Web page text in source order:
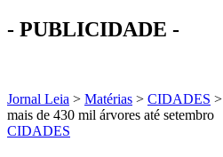
- PUBLICIDADE -
Jornal Leia > Matérias > CIDADES >
mais de 430 mil árvores até setembro
CIDADES